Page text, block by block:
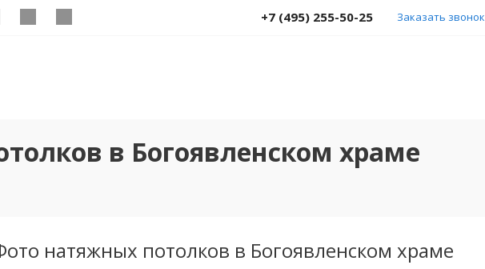
+7 (495) 255-50-25 Заказать звонок
в Богоявленском храме
натяжных потолков в Богоявленском храме